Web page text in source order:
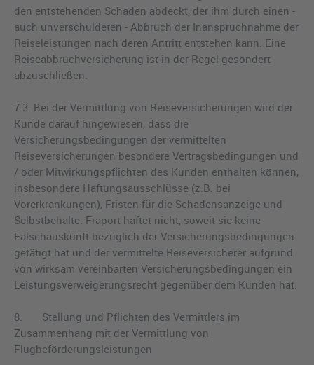
den entstehenden Schaden abdeckt, der ihm durch einen -
auch unverschuldeten - Abbruch der Inanspruchnahme der
Reiseleistungen nach deren Antritt entstehen kann. Eine
Reiseabbruchversicherung ist in der Regel gesondert
abzuschließen.
7.3. Bei der Vermittlung von Reiseversicherungen wird der
Kunde darauf hingewiesen, dass die
Versicherungsbedingungen der vermittelten
Reiseversicherungen besondere Vertragsbedingungen und
/ oder Mitwirkungspflichten des Kunden enthalten können,
insbesondere Haftungsausschlüsse (z.B. bei
Vorerkrankungen), Fristen für die Schadensanzeige und
Selbstbehalte. Fraport haftet nicht, soweit sie keine
Falschauskunft bezüglich der Versicherungsbedingungen
getätigt hat und der vermittelte Reiseversicherer aufgrund
von wirksam vereinbarten Versicherungsbedingungen ein
Leistungsverweigerungsrecht gegenüber dem Kunden hat.
8. Stellung und Pflichten des Vermittlers im
Zusammenhang mit der Vermittlung von
Flugbeförderungsleistungen